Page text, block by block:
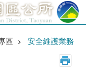
區 安全維護業務